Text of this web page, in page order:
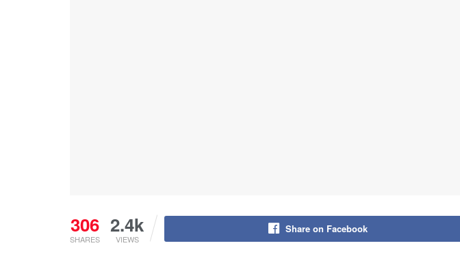
306
SHARES
2.4k
VIEWS
Share on Facebook